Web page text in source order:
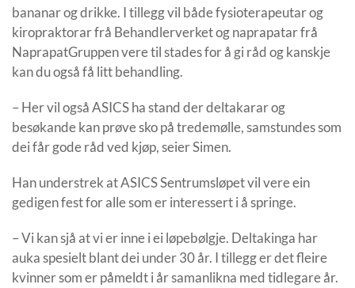
bananar og drikke. I tillegg vil både fysioterapeutar og
kiropraktorar frå Behandlerverket og naprapatar frå
NaprapatGruppen vere til stades for å gi råd og kanskje
kan du også få litt behandling.
– Her vil også ASICS ha stand der deltakarar og
besøkande kan prøve sko på tredemølle, samstundes som
dei får gode råd ved kjøp, seier Simen.
Han understrek at ASICS Sentrumsløpet vil vere ein
gedigen fest for alle som er interessert i å springe.
– Vi kan sjå at vi er inne i ei løpebølgje. Deltakinga har
auka spesielt blant dei under 30 år. I tillegg er det fleire
kvinner som er påmeldt i år samanlikna med tidlegare år.